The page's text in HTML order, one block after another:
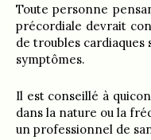
Toute personne
précordiale devrait
de troubles cardiaques
symptômes.
Il est conseillé à
dans la nature ou la
un professionnel de